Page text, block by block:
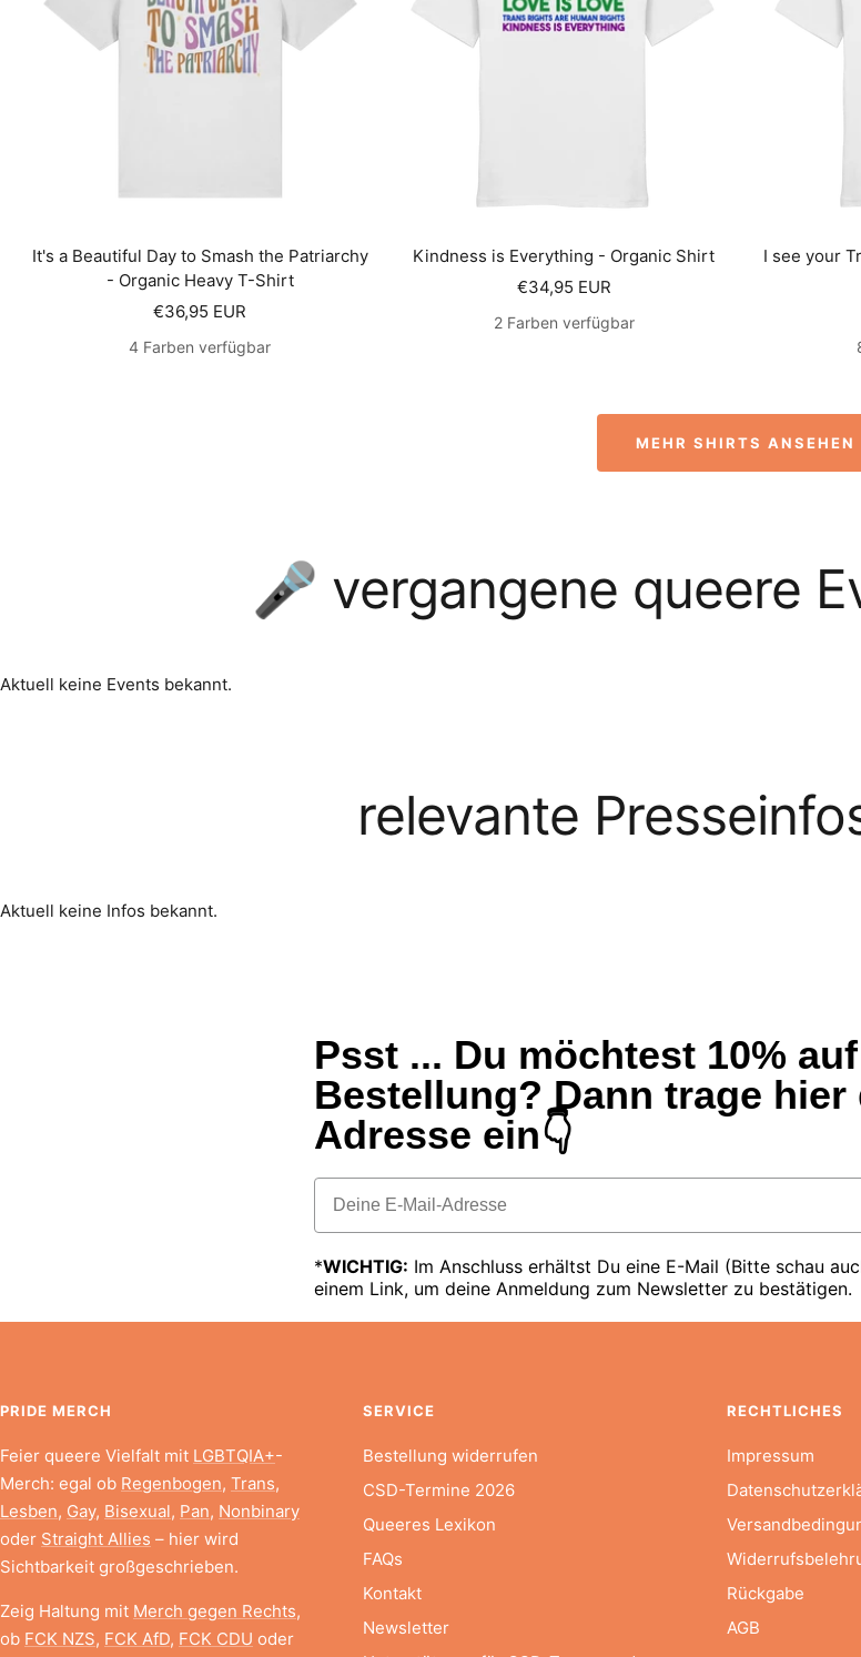
It's a Beautiful Day to Smash the Patriarchy
- Organic Heavy T-Shirt
Angebotspreis
€36,95 EUR
4 Farben verfügbar
Kindness is Everything - Organic Shirt
Angebotspreis
€34,95 EUR
2 Farben verfügbar
I see your
MEHR SHIRTS ANSEHEN
🎤 vergangene queere
Aktuell keine Events bekannt.
relevante
Aktuell keine Infos bekannt.
Psst ... Du möchtest 10%
Bestellung? Dann trage hier
Adresse ein👇
Email
*WICHTIG: Im Anschluss erhältst Du eine E-Mail (Bitte schau
einem Link, um deine Anmeldung zum Newsletter zu bestätigen.
PRIDE MERCH
Feier queere Vielfalt mit LGBTQIA+-
Merch: egal ob Regenbogen, Trans,
Lesben, Gay, Bisexual, Pan, Nonbinary
oder Straight Allies – hier wird
Sichtbarkeit großgeschrieben.
Zeig Haltung mit Merch gegen Rechts,
ob FCK NZS, FCK AfD, FCK CDU oder
SERVICE
Bestellung widerrufen
CSD-Termine 2026
Queeres Lexikon
FAQs
Kontakt
Newsletter
RECHTLICHES
Impressum
Rückgabe
AGB